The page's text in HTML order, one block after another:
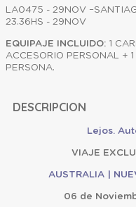
LA0475 - 29NOV
23.36HS - 29NOV
EQUIPAJE INCLUIDO: 1
ACCESORIO PERSONAL +
PERSONA.
DESCRIPCION
Lejos.
VIAJE
AUSTRALIA |
06 de